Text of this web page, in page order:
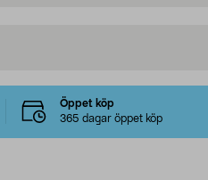
Öppet köp
365 dagar öppet köp